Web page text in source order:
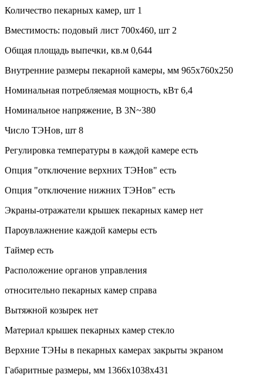
Количество пекарных камер, шт 1
Вместимость: подовый лист 700x460, шт 2
Общая площадь выпечки, кв.м 0,644
Внутренние размеры пекарной камеры, мм 965x760x250
Номинальная потребляемая мощность, кВт 6,4
Номинальное напряжение, В 3N~380
Число ТЭНов, шт 8
Регулировка температуры в каждой камере есть
Опция "отключение верхних ТЭНов" есть
Опция "отключение нижних ТЭНов" есть
Экраны-отражатели крышек пекарных камер нет
Пароувлажнение каждой камеры есть
Таймер есть
Расположение органов управления
относительно пекарных камер справа
Вытяжной козырек нет
Материал крышек пекарных камер стекло
Верхние ТЭНы в пекарных камерах закрыты экраном
Габаритные размеры, мм 1366x1038x431